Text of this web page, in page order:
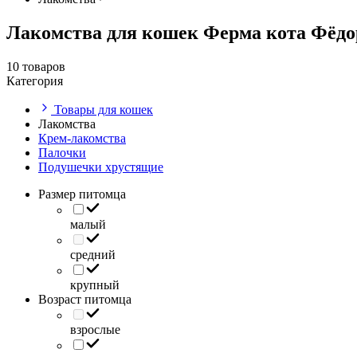
Лакомства для кошек Ферма кота
10 товаров
Категория
Товары для кошек
Лакомства
Крем-лакомства
Палочки
Подушечки хрустящие
Размер питомца
малый
средний
крупный
Возраст питомца
взрослые